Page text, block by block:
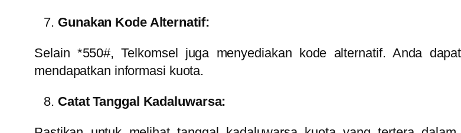
Gunakan Kode Alternatif:
Selain *550#, Telkomsel juga menyediakan kode alternatif. Anda
mendapatkan informasi kuota.
Catat Tanggal Kadaluwarsa: